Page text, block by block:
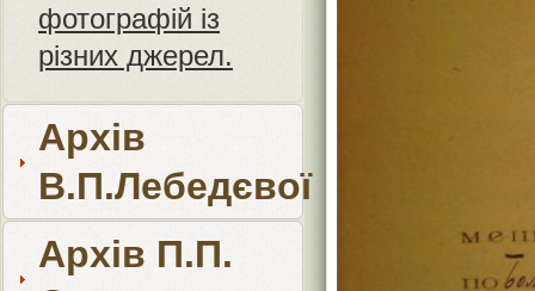
фотографій із
різних джерел.
Архів
В.П.Лебедєвої
Архів П.П.